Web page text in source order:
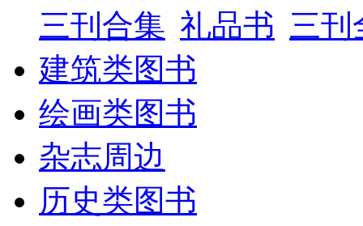
三刊合集 礼品书 三刊
建筑类图书
绘画类图书
杂志周边
历史类图书